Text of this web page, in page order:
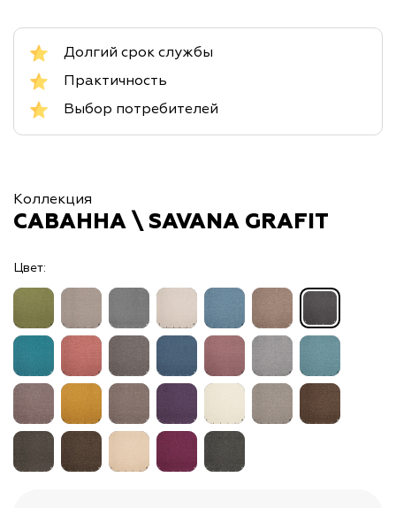
Долгий срок службы
Практичность
Выбор потребителей
Коллекция
САВАННА \ SAVANA GRAFIT
Цвет: